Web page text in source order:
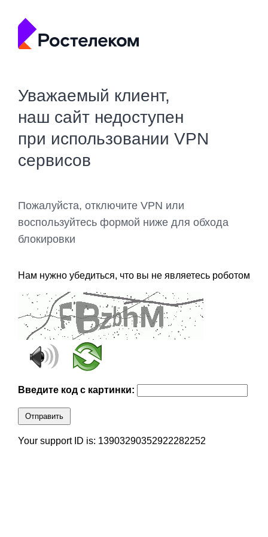
Уважаемый клиент,
наш сайт недоступен
при использовании VPN
сервисов
Пожалуйста, отключите VPN или
воспользуйтесь формой ниже для обхода
блокировки
Нам нужно убедиться, что вы не являетесь роботом
Введите код с картинки:
Отправить
Your support ID is: 13903290352922282252